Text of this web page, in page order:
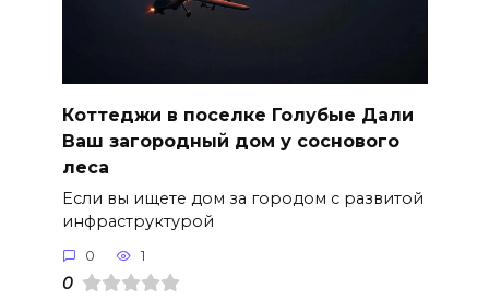
Коттеджи в поселке Голубые Дали
Ваш загородный дом у соснового
леса
Если вы ищете дом за городом с развитой
инфраструктурой
0 1
0